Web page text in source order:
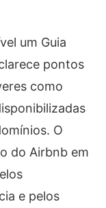
um Guia
pontos
como
O
do Airbnb em
e pelos